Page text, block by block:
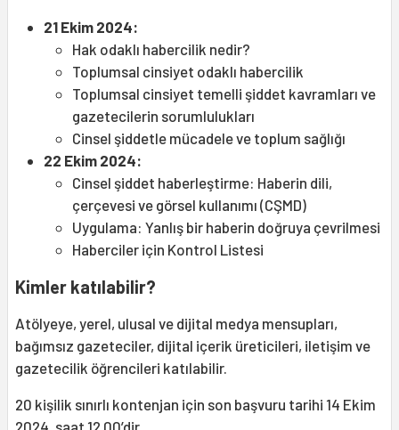
21 Ekim 2024:
Hak odaklı habercilik nedir?
Toplumsal cinsiyet odaklı habercilik
Toplumsal cinsiyet temelli şiddet kavramları ve
gazetecilerin sorumlulukları
Cinsel şiddetle mücadele ve toplum sağlığı
22 Ekim 2024:
Cinsel şiddet haberleştirme: Haberin dili,
çerçevesi ve görsel kullanımı (CŞMD)
Uygulama: Yanlış bir haberin doğruya çevrilmesi
Haberciler için Kontrol Listesi
Kimler katılabilir?
Atölyeye, yerel, ulusal ve dijital medya mensupları,
bağımsız gazeteciler, dijital içerik üreticileri, iletişim ve
gazetecilik öğrencileri katılabilir.
20 kişilik sınırlı kontenjan için son başvuru tarihi 14 Ekim
2024, saat 12.00’dir.